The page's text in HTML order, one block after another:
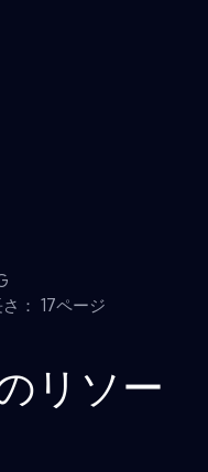
： 17ページ
リソー